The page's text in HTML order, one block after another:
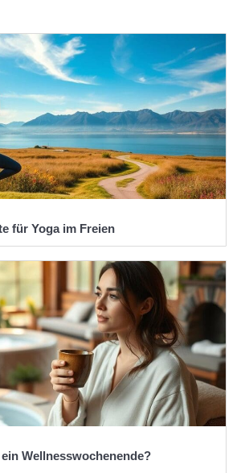
für Yoga im Freien
Wellnesswochenende?